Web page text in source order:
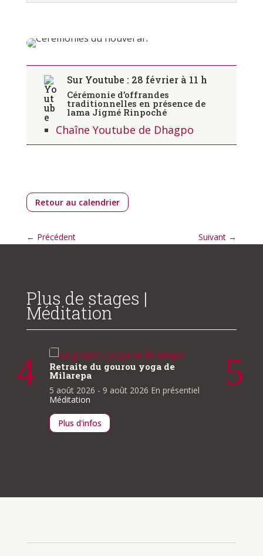
Sur Youtube : 28 février à 11 h
Cérémonie d’offrandes
traditionnelles en présence de
lama Jigmé Rinpoché
Chaîne Youtube de Dhagpo
Retour au calendrier
← Précédent Suivant →
Plus de stages |
Méditation
Retraite du gourou yoga de
Milarepa
5 août 2026 - 9 août 2026 En présentiel
Méditation
Plus d'infos
13
À la une